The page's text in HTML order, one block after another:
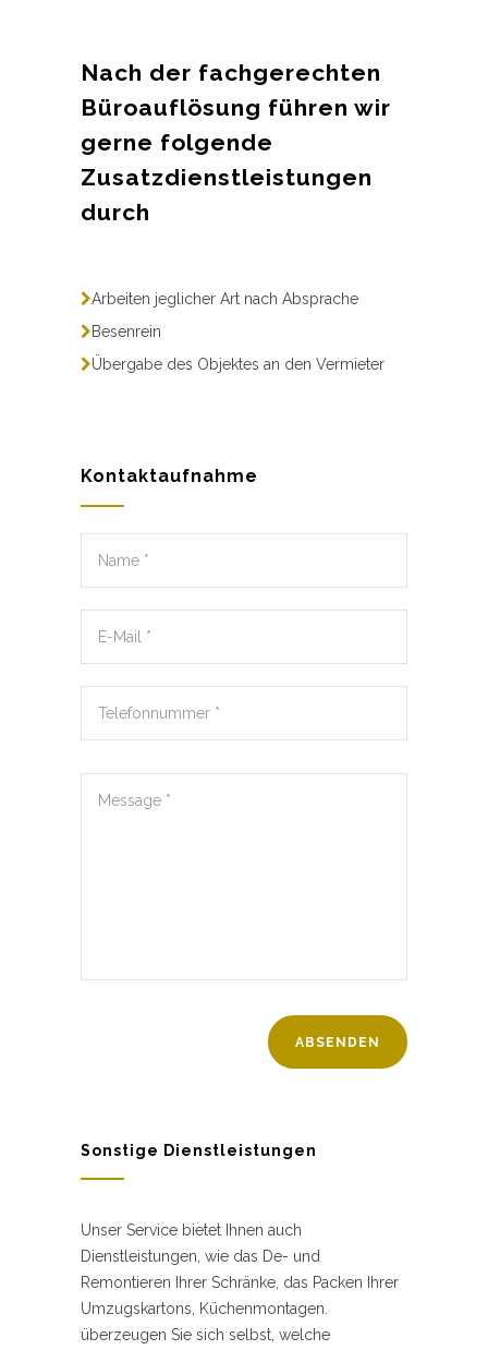
Nach der fachgerechten
Büroauflösung führen wir
gerne folgende
Zusatzdienstleistungen
durch
Arbeiten jeglicher Art nach Absprache
Besenrein
Übergabe des Objektes an den Vermieter
Kontaktaufnahme
Sonstige Dienstleistungen
Unser Service bietet Ihnen auch
Dienstleistungen, wie das De- und
Remontieren Ihrer Schränke, das Packen Ihrer
Umzugskartons, Küchenmontagen.
überzeugen Sie sich selbst, welche